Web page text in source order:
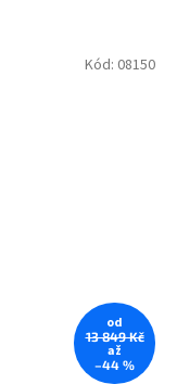
od
13 849 Kč
až
–44 %
Kód: 08150